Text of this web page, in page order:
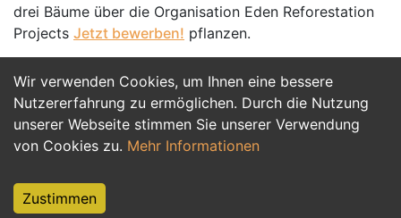
Wir verwenden Cookies, um Ihnen eine bessere
Nutzererfahrung zu ermöglichen. Durch die Nutzung
unserer Webseite stimmen Sie unserer Verwendung
von Cookies zu. Mehr Informationen
Zustimmen
drei Bäume über die Organisation Eden Reforestation
Projects Jetzt bewerben! pflanzen.
Jetzt Bewerben